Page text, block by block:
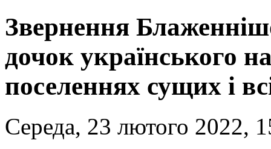
Звернення
дочок українського
поселеннях сущих і
Середа, 23 лютого 2022,